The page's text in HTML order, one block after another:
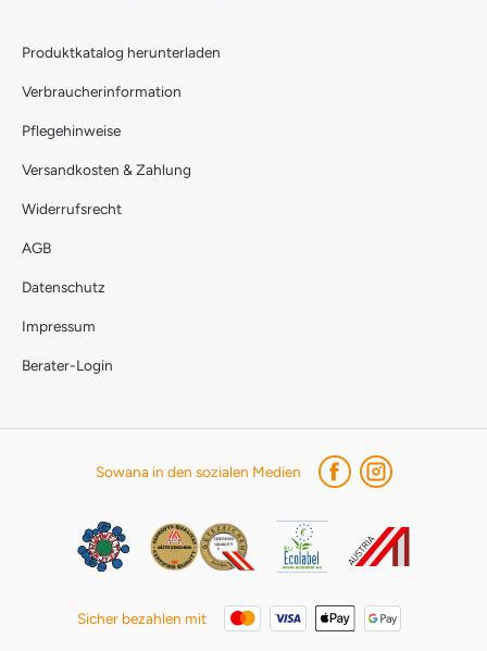
Produktkatalog herunterladen
Verbraucherinformation
Pflegehinweise
Versandkosten & Zahlung
Widerrufsrecht
AGB
Datenschutz
Impressum
Berater-Login
Sowana in den sozialen Medien
Sicher bezahlen mit